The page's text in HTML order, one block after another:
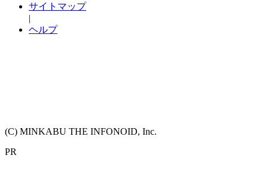
サイトマップ
|
ヘルプ
(C) MINKABU THE INFONOID, Inc.
PR